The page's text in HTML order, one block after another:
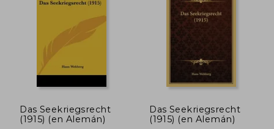
Das Seekriegsrecht
(1915) (en Alemán)
Das Seekriegsrecht
(1915) (en Alemán)